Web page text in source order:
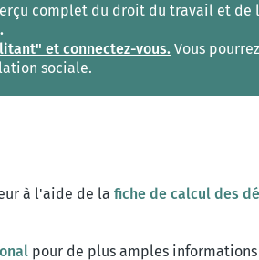
complet du droit du travail et de
et connectez-vous. Vous pourrez
sociale.
à l'aide de la fiche de calcul des
pour de plus amples informations